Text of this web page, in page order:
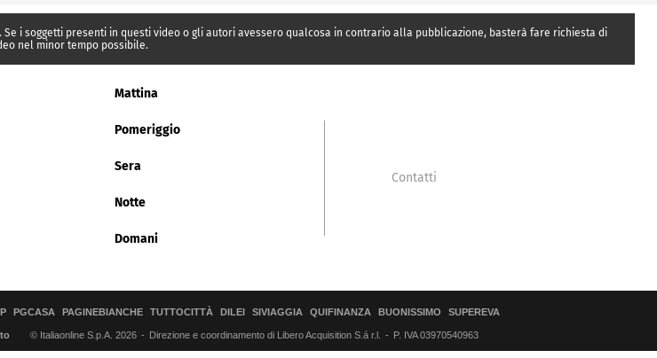
i soggetti presenti in questi video o gli autori avessero qualcosa in contrario alla pubblicazione, basterà fare richiesta di
nel minor tempo possibile.
Mattina
Pomeriggio
Sera
Notte
Domani
Contatti
PGCASA PAGINEBIANCHE TUTTOCITTÀ DILEI SIVIAGGIA QUIFINANZA BUONISSIMO SUPEREVA
© Italiaonline S.p.A. 2026 Direzione e coordinamento di Libero Acquisition S.á r.l. P. IVA 03970540963